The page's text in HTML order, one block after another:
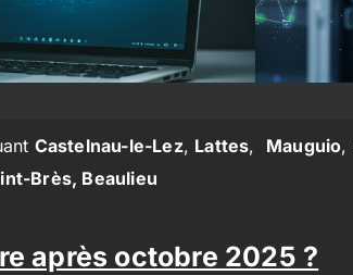
Castelnau-le-Lez, Lattes, Mauguio,
Brès, Beaulieu
après octobre 2025 ?